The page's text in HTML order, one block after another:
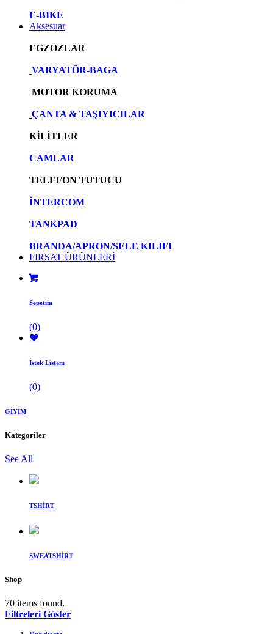
E-BIKE
Aksesuar
EGZOZLAR
VARYATÖR-BAGA
MOTOR KORUMA
ÇANTA & TAŞIYICILAR
KİLİTLER
CAMLAR
TELEFON TUTUCU
İNTERCOM
TANKPAD
BRANDA/APRON/SELE KILIFI
FIRSAT ÜRÜNLERİ
Sepetim
(0)
İstek Listem
(0)
GİYİM
Kategoriler
See All
TSHİRT
SWEATSHİRT
Shop
70 items found.
Filtreleri Göster